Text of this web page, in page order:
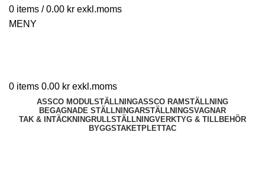
0 items / 0.00 kr
MENY
0 items 0.00 kr
ASSCO MODULSTÄLLNINGASSCO RAMSTÄLLNING
BEGAGNADE STÄLLNINGARSTÄLLNINGSVAGNAR
TAK & INTÄCKNINGRULLSTÄLLNINGVERKTYG & TILLBEHÖR
BYGGSTAKETPLETTAC